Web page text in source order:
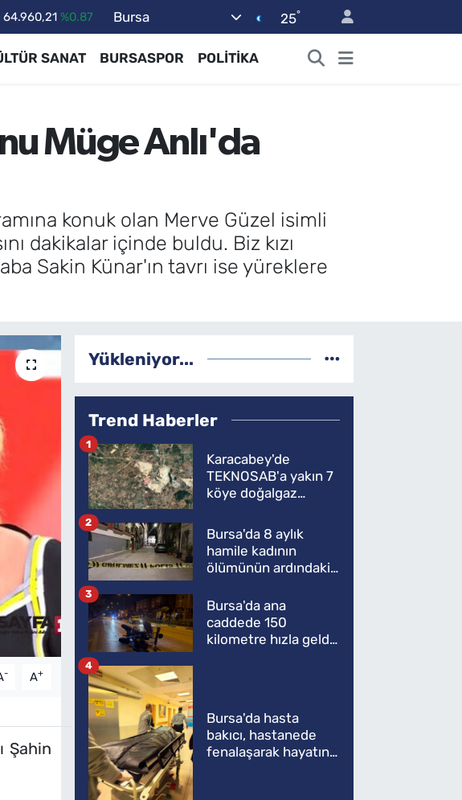
47,7436 %0.18
13.779 %-14
Bursa 25°
SANAT BURSASPOR POLİTİKA
Müge Anlı'da
konuk olan Merve Güzel isimli
dakikalar içinde buldu. Biz kızı
Sakin Künar'ın tavrı ise yüreklere
- A+
Şahin
Yükleniyor...
Trend Haberler
Karacabey'de
TEKNOSAB'a yakın 7
köye doğalgaz
1
Bursa'da 8 aylık
hamile kadının
ölümünün ardındaki
2
Bursa'da ana
caddede 150
kilometre hızla geldi,
3
Bursa'da hasta
bakıcı, hastanede
fenalaşarak hayatını
4